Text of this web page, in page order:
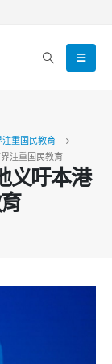
重国民教育
注重国民教育
义吁本港